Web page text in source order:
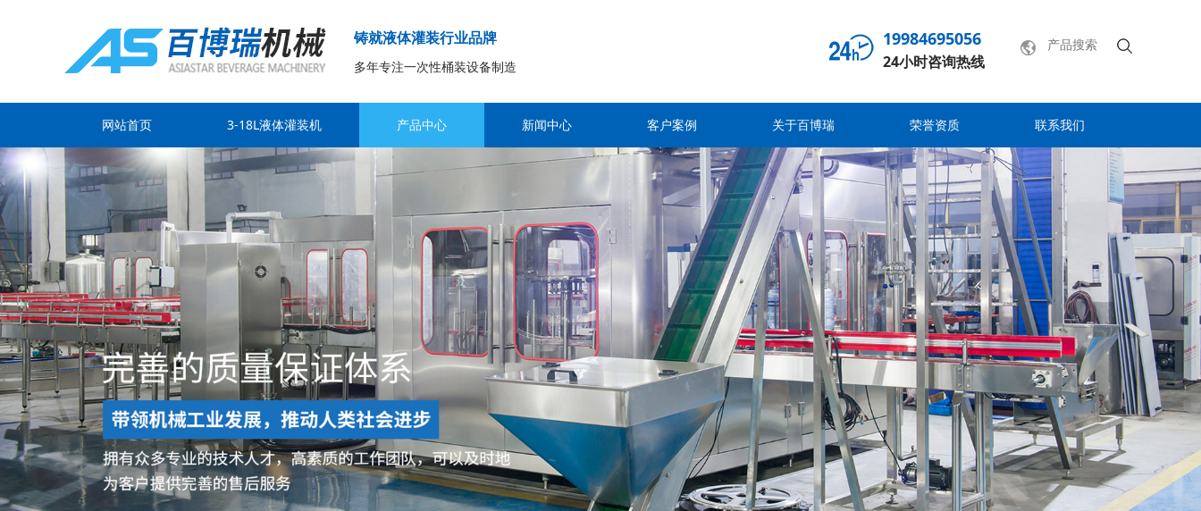
铸就液体灌装行业品牌
多年专注一次性桶装设备制造
19984695056
24小时咨询热线
网站首页 3-18L液体灌装机 产品中心 新闻中心 客户案例 关于百博瑞 荣誉资质 联系我们